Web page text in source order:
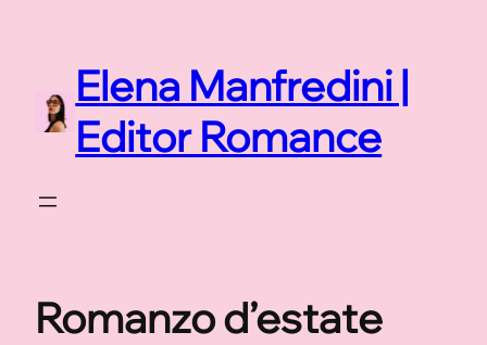
contenutoElena Manfredini |
Editor Romance
Romanzo d’estate